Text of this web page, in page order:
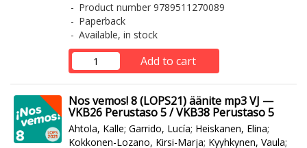
Product number 9789511270089
Paperback
Available, in stock
Add to cart
Nos vemos! 8 (LOPS21) äänite mp3 VJ —
VKB26 Perustaso 5 / VKB38 Perustaso 5
Ahtola, Kalle; Garrido, Lucía; Heiskanen, Elina;
Kokkonen-Lozano, Kirsi-Marja; Kyyhkynen, Vaula;